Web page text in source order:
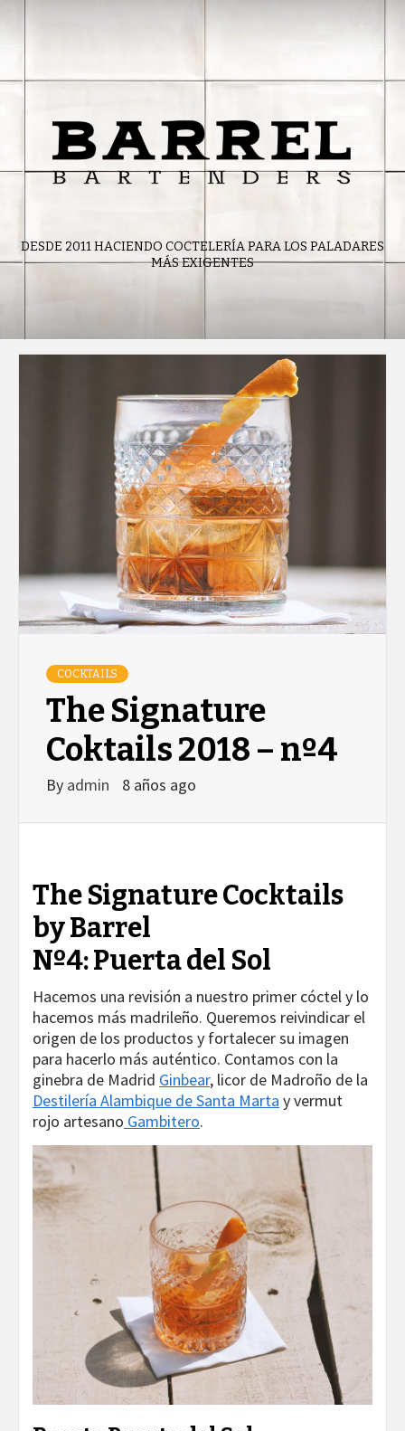
DESDE 2011 HACIENDO COCTELERÍA PARA LOS PALADARES
MÁS EXIGENTES
COCKTAILS
The Signature
Coktails 2018 – nº4
By admin 8 años ago
The Signature Cocktails
by Barrel
Nº4: Puerta del Sol
Hacemos una revisión a nuestro primer cóctel y lo
hacemos más madrileño. Queremos reivindicar el
origen de los productos y fortalecer su imagen
para hacerlo más auténtico. Contamos con la
ginebra de Madrid Ginbear, licor de Madroño de la
Destilería Alambique de Santa Marta y vermut
rojo artesano Gambitero.